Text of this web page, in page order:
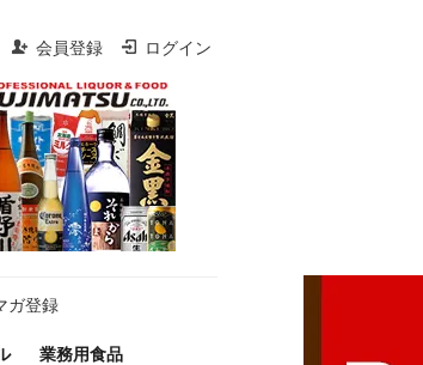
会員登録 ログイン
ガ登録
業務用食品